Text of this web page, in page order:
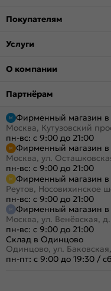
Покупателям
Услуги
О компании
Партнёрам
Фирменный магазин в
Москва, Кутузовский
пн-вс: с 9:00 до 21:00
Фирменный магазин
Москва, ул.
пн-вс: с 9:00 до 21:00
Фирменный магазин в
Реутов, Носовихинское
пн-вс: с 9:00 до 21:00
Фирменный магазин в
Москва, ул. Венёвская,
пн-вс: с 9:00 до 21:00
Склад в Одинцово
Одинцово, ул.
пн-пт: с 9:00 до 19:30 /